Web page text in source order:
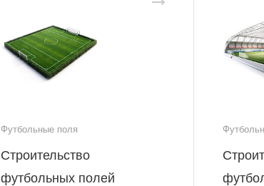
Футбольные поля
Строительство
футбольных полей